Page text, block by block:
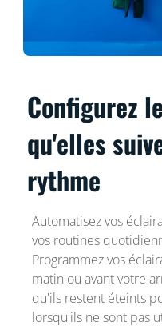
Configurez
qu'elles
rythme
Automatisez vos
vos routines
Programmez vos
matin ou avant votre
qu'ils restent éteints
lorsqu'ils ne sont pas